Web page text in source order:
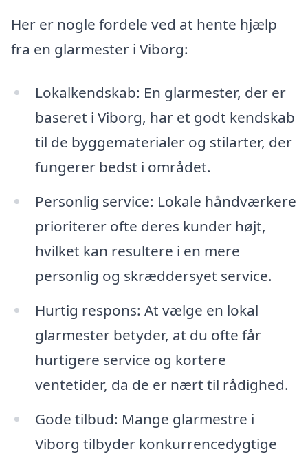
Her er nogle fordele ved at hente hjælp
fra en glarmester i Viborg:
Lokalkendskab: En glarmester, der er
baseret i Viborg, har et godt kendskab
til de byggematerialer og stilarter, der
fungerer bedst i området.
Personlig service: Lokale håndværkere
prioriterer ofte deres kunder højt,
hvilket kan resultere i en mere
personlig og skræddersyet service.
Hurtig respons: At vælge en lokal
glarmester betyder, at du ofte får
hurtigere service og kortere
ventetider, da de er nært til rådighed.
Gode tilbud: Mange glarmestre i
Viborg tilbyder konkurrencedygtige